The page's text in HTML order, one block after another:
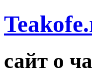
сайт о